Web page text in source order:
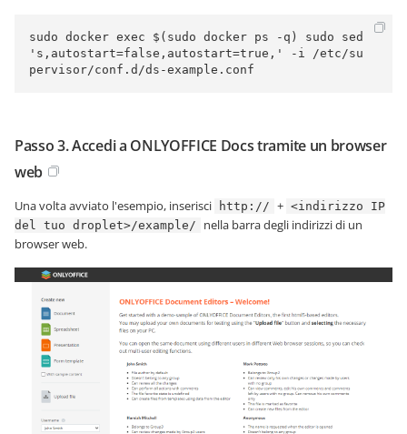
sudo docker exec $(sudo docker ps -q) sudo sed
's,autostart=false,autostart=true,' -i /etc/su
Passo 3. Accedi a ONLYOFFICE Docs tramite un browser
web
Una volta avviato l'esempio, inserisci http:// + <indirizzo IP
del tuo droplet>/example/
nella barra degli indirizzi di un
browser web.